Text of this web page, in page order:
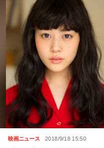
映画ニュース 2018/9/18 15:50